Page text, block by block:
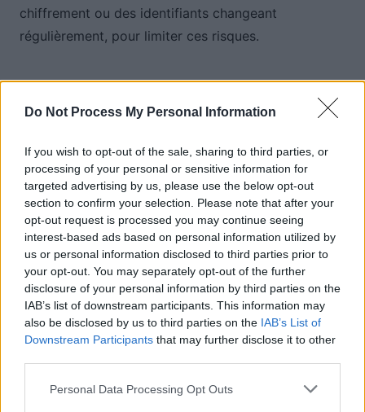
Do Not Process My Personal Information
If you wish to opt-out of the sale, sharing to third parties, or
processing of your personal or sensitive information for
targeted advertising by us, please use the below opt-out
section to confirm your selection. Please note that after your
opt-out request is processed you may continue seeing
interest-based ads based on personal information utilized by
us or personal information disclosed to third parties prior to
your opt-out. You may separately opt-out of the further
disclosure of your personal information by third parties on the
IAB’s list of downstream participants. This information may
also be disclosed by us to third parties on the IAB’s List of
Downstream Participants that may further disclose it to other
Personal Data Processing Opt Outs
chiffrement ou des identifiants changeant
régulièrement, pour limiter ces risques.
Des capteurs initialement pour la
sécurité, mais potentiellement
risqués
Les experts insistent sur le fait que le système
TPMS a été conçu pour améliorer la sécurité, en
alertant en cas de pneu sous-gonflé ou surchauffé.
Dr Yago Lizarribar rappelle que ces capteurs n’ont
pas été pensés pour la protection contre la collecte
de données à grande échelle.
Face à ces enjeux, l’équipe appelle l’industrie et les
autorités à renforcer la cybersécurité des futurs
systèmes de capteurs, afin que ces dispositifs